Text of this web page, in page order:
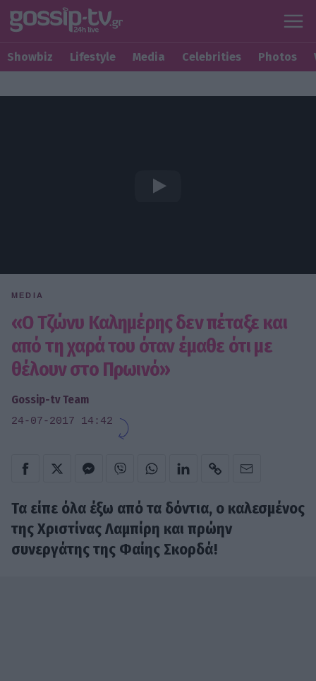
Showbiz Lifestyle Media Celebrities Photos
MEDIA
«Ο Τζώνυ Καλημέρης δεν πέταξε και
από τη χαρά του όταν έμαθε ότι με
θέλουν στο Πρωινό»
Gossip-tv Team
24-07-2017 14:42
Τα είπε όλα έξω από τα δόντια, ο καλεσμένος
της Χριστίνας Λαμπίρη και πρώην
συνεργάτης της Φαίης Σκορδά!